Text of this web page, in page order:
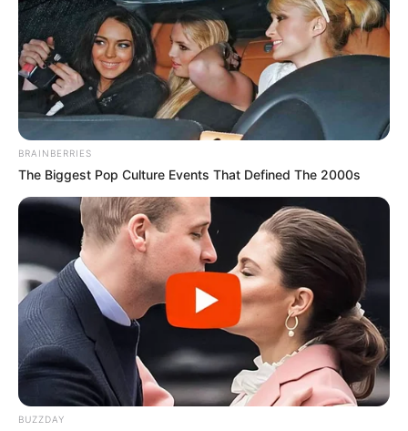
BRAINBERRIES
The Biggest Pop Culture Events That Defined The 2000s
BUZZDAY